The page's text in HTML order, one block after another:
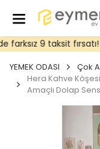
9 taksit fırsatı!
YEMEK ODASI
Çok
Hera Kahve Köşesi
Amaçlı Dolap